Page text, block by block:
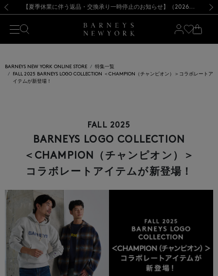
新規登録のお客様も対象！＜MY BARNEYS＞会員のお客様は11,000円（税込）以上のお買上げで常時送料無料！お買い物の際は会員登録を！
【夏季休業に伴う出荷一時停止のお知らせ】(2026.8.7) 【オンラインストア カスタマーセンター夏季休業に関するお知らせ】（2026.8.7）【夏季休業に伴う返品・交換承り一時停止のお知らせ】（2026.8.5）
熊本県を中心とした地震の影響によるお荷物のお届けについて
【開催中】SUMMER SALEのご案内・ご注意事項 新規登録のお客様も対象！＜MY BARNEYS＞会員のお客様は11,000円（税込）以上のお買上げで常時送料無料！お買い物の際は会員登録を！
【夏季休業に伴う出荷一時停止のお知らせ】(2026.8.7)
BARNEYS NEW YORK ONLINE STORE
特集一覧
FALL 2025 BARNEYS LOGO COLLECTION ＜CHAMPION（チャンピオン）＞コラボレートア
イテムが新登場！
FALL 2025
BARNEYS LOGO COLLECTION
＜CHAMPION（チャンピオン）＞
コラボレートアイテムが新登場！